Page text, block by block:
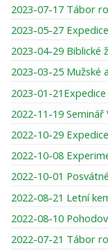
2023-07-17 Tábor
2023-05-27
2023-04-29 Biblické
2023-03-25 Mužské
2023-01-
2022-11-19 Seminář
2022-10-29
2022-10-08
2022-10-01
2022-08-21 Letní
2022-08-10
2022-07-21 Tábor